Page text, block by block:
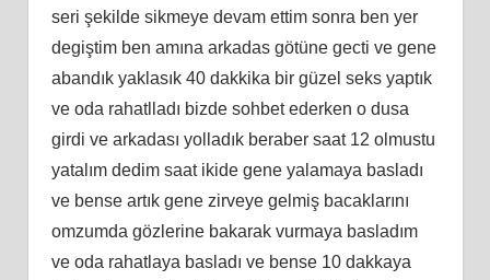
seri şekilde sikmeye devam ettim sonra ben yer
degiştim ben amına arkadas götüne gecti ve gene
abandık yaklasık 40 dakkika bir güzel seks yaptık
ve oda rahatlladı bizde sohbet ederken o dusa
girdi ve arkadası yolladık beraber saat 12 olmustu
yatalım dedim saat ikide gene yalamaya basladı
ve bense artık gene zirveye gelmiş bacaklarını
omzumda gözlerine bakarak vurmaya basladım
ve oda rahatlaya basladı ve bense 10 dakkaya